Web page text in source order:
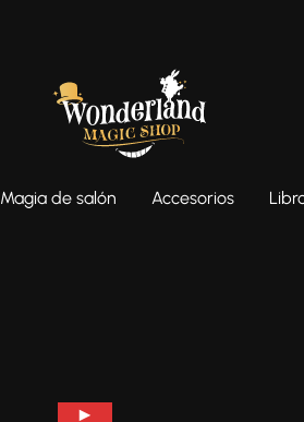
Magia de salón Accesorios